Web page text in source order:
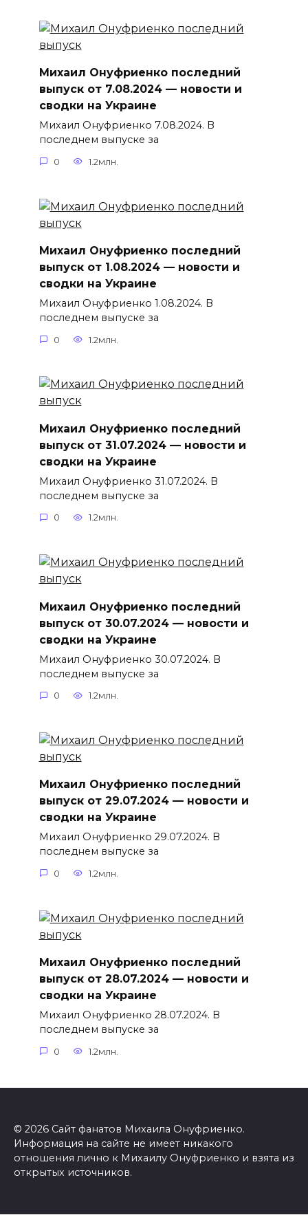
Михаил Онуфриенко последний
выпуск от 7.08.2024 — новости и
сводки на Украине
Михаил Онуфриенко 7.08.2024. В
последнем выпуске за
0 1.2млн.
Михаил Онуфриенко последний
выпуск от 1.08.2024 — новости и
сводки на Украине
Михаил Онуфриенко 1.08.2024. В
последнем выпуске за
0 1.2млн.
Михаил Онуфриенко последний
выпуск от 31.07.2024 — новости и
сводки на Украине
Михаил Онуфриенко 31.07.2024. В
последнем выпуске за
0 1.2млн.
Михаил Онуфриенко последний
выпуск от 30.07.2024 — новости и
сводки на Украине
Михаил Онуфриенко 30.07.2024. В
последнем выпуске за
0 1.2млн.
Михаил Онуфриенко последний
выпуск от 29.07.2024 — новости и
сводки на Украине
Михаил Онуфриенко 29.07.2024. В
последнем выпуске за
0 1.2млн.
Михаил Онуфриенко последний
выпуск от 28.07.2024 — новости и
сводки на Украине
Михаил Онуфриенко 28.07.2024. В
последнем выпуске за
0 1.2млн.
© 2026 Сайт фанатов Михаила Онуфриенко.
Информация на сайте не имеет никакого
отношения лично к Михаилу Онуфриенко и взята из
открытых источников.